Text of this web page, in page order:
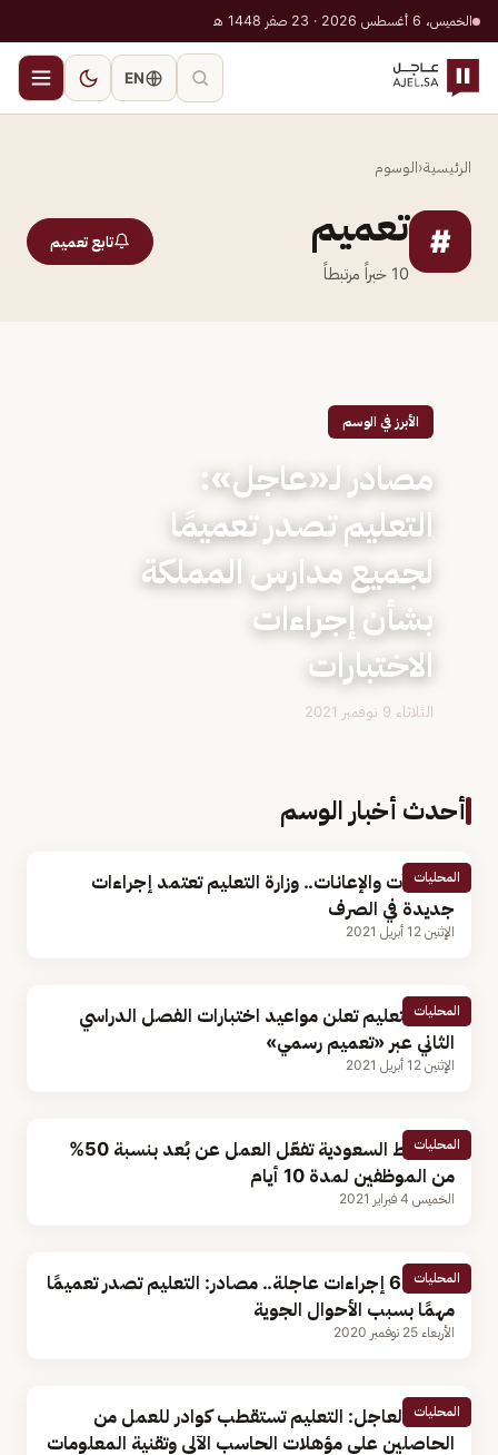
الخميس، 6 أغسطس 2026 · 23 صفر 1448 هـ
EN
الرئيسية‹الوسوم
# تعميم
10 خبراً مرتبطاً
تابع تعميم
الأبرز في الوسم
مصادر لـ«عاجل»:
التعليم تصدر تعميمًا
لجميع مدارس المملكة
بشأن إجراءات
الاختبارات
الثلاثاء 9 نوفمبر 2021
أحدث أخبار الوسم
المحليات
المكافآت والإعانات.. وزارة التعليم تعتمد إجراءات
جديدة في الصرف
الإثنين 12 أبريل 2021
المحليات
وزارة التعليم تعلن مواعيد اختبارات الفصل الدراسي
الثاني عبر «تعميم رسمي»
الإثنين 12 أبريل 2021
المحليات
الخطوط السعودية تفعّل العمل عن بُعد بنسبة 50%
من الموظفين لمدة 10 أيام
الخميس 4 فبراير 2021
المحليات
تضمن 6 إجراءات عاجلة.. مصادر: التعليم تصدر تعميمًا
مهمًا بسبب الأحوال الجوية
الأربعاء 25 نوفمبر 2020
المحليات
مصادر لعاجل: التعليم تستقطب كوادر للعمل من
الحاصلين على مؤهلات الحاسب الآلي وتقنية المعلومات